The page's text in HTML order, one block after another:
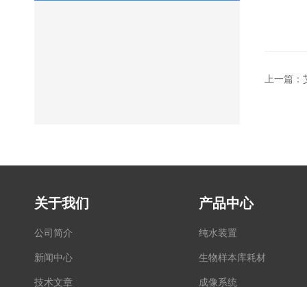
上一篇：
关于我们
公司简介
新闻中心
技术文章
产品中心
纯水装置
生物样本库耗材
成像系统